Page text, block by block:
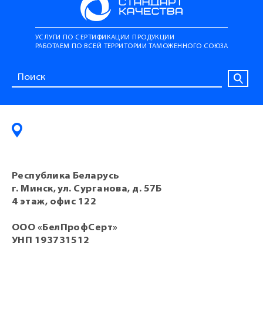
УСЛУГИ ПО СЕРТИФИКАЦИИ ПРОДУКЦИИ
РАБОТАЕМ ПО ВСЕЙ ТЕРРИТОРИИ ТАМОЖЕННОГО СОЮЗА
Республика Беларусь
г. Минск, ул. Сурганова, д. 57Б
4 этаж, офис 122
ООО «БелПрофСерт»
УНП 193731512